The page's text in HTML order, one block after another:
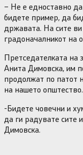
– Не е едноставно
бидете пример, да
државата. На сите
градоначалникот на
Претседателката на
Анита Димовска, им
продолжат по патот
на нашето општество.
-Бидете човечни и
да ги радувате сите
Димовска.